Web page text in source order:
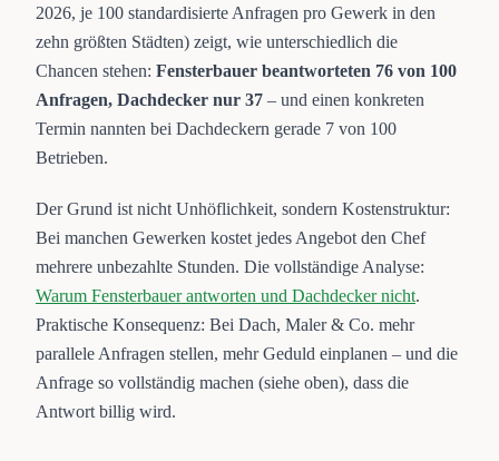
2026, je 100 standardisierte Anfragen pro Gewerk in den
zehn größten Städten) zeigt, wie unterschiedlich die
Chancen stehen: Fensterbauer beantworteten 76 von 100
Anfragen, Dachdecker nur 37 – und einen konkreten
Termin nannten bei Dachdeckern gerade 7 von 100
Betrieben.
Der Grund ist nicht Unhöflichkeit, sondern Kostenstruktur:
Bei manchen Gewerken kostet jedes Angebot den Chef
mehrere unbezahlte Stunden. Die vollständige Analyse:
Warum Fensterbauer antworten und Dachdecker nicht.
Praktische Konsequenz: Bei Dach, Maler & Co. mehr
parallele Anfragen stellen, mehr Geduld einplanen – und die
Anfrage so vollständig machen (siehe oben), dass die
Antwort billig wird.